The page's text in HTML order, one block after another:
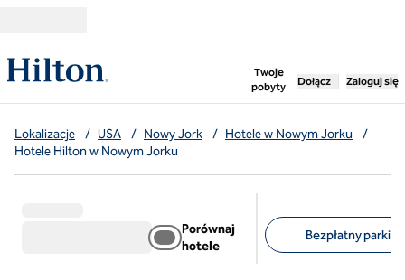
Twoje
pobyty
,otwiera nową
Dołącz Zaloguj się
Lokalizacje / USA / Nowy Jork / Hotele w Nowym Jorku
/
Hotele Hilton w Nowym Jorku
Porównaj
hotele
Bezpłatny